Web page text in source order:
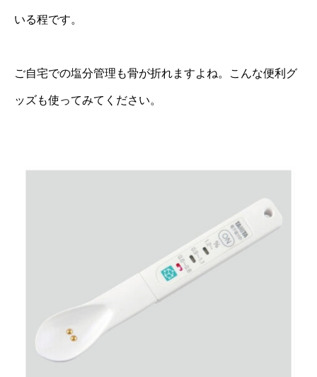
いる程です。
ご自宅での塩分管理も骨が折れますよね。こんな便利グ
ッズも使ってみてください。